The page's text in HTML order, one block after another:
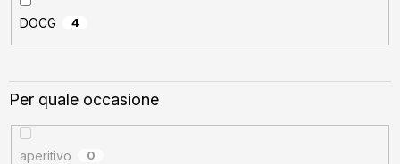
DOCG 4
Per quale occasione
aperitivo 0